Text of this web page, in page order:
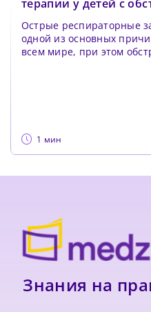
терапии у детей с
Острые респираторные
одной из основных
всем мире, при этом
1 мин
Знания на